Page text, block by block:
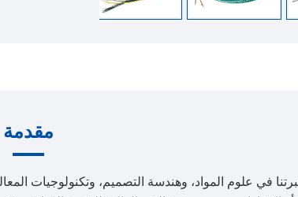
مقدمة